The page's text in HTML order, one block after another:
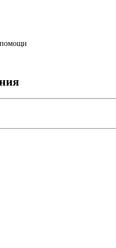
помощи